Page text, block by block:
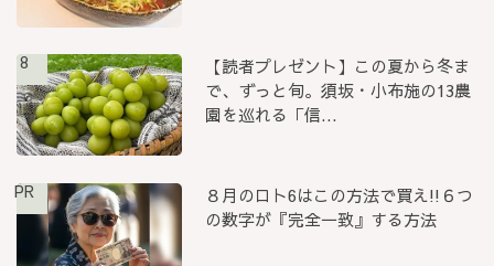
8
【読者プレゼント】この夏から冬ま
で、ずっと旬。須坂・小布施の13農
園を巡れる「信...
PR
８月のロト6はこの方法で買え!!６つ
の数字が『完全一致』する方法